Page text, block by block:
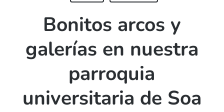
Bonitos arcos y
galerías en nuestra
parroquia
universitaria de Soa